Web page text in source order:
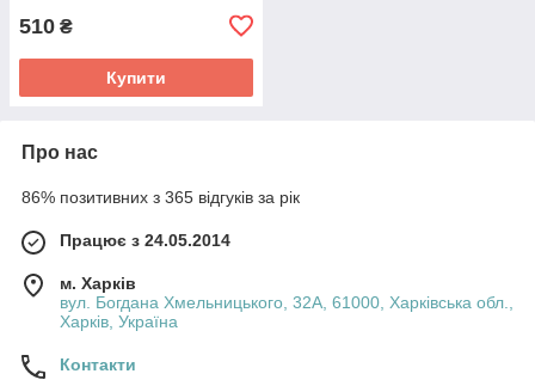
510 ₴
Купити
Про нас
86% позитивних з 365 відгуків за рік
Працює з 24.05.2014
м. Харків
вул. Богдана Хмельницького, 32А, 61000, Харківська обл.,
Харків, Україна
Контакти